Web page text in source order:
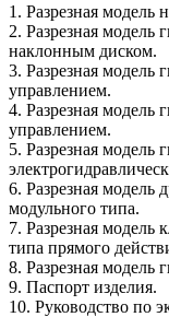
1. Разрезная модель
2. Разрезная модель
наклонным диском.
3. Разрезная модель
управлением.
4. Разрезная модель
управлением.
5. Разрезная модель
6. Разрезная модель
модульного типа.
7. Разрезная модель
типа прямого
8. Разрезная модель
9. Паспорт изделия.
10. Руководство по